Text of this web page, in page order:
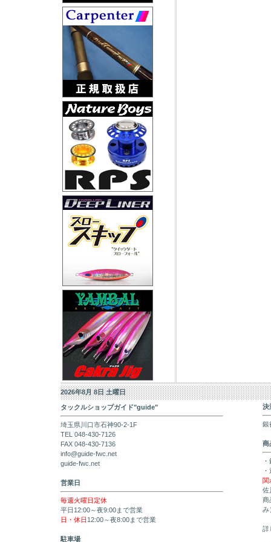
2026年8月 8日 土曜日
タックルショップガイド"guide"
埼玉県川口市石神90-2-1F
TEL 048-430-7126
FAX 048-430-7136
info@guide-fwc.net
guide-fwc.net
営業日
毎週火曜日定休
平日12:00～夜9:00まで営業
日・休日 12:00～夜8:00まで営業
駐車場
決
銀
商
関
佐
商
み
詳